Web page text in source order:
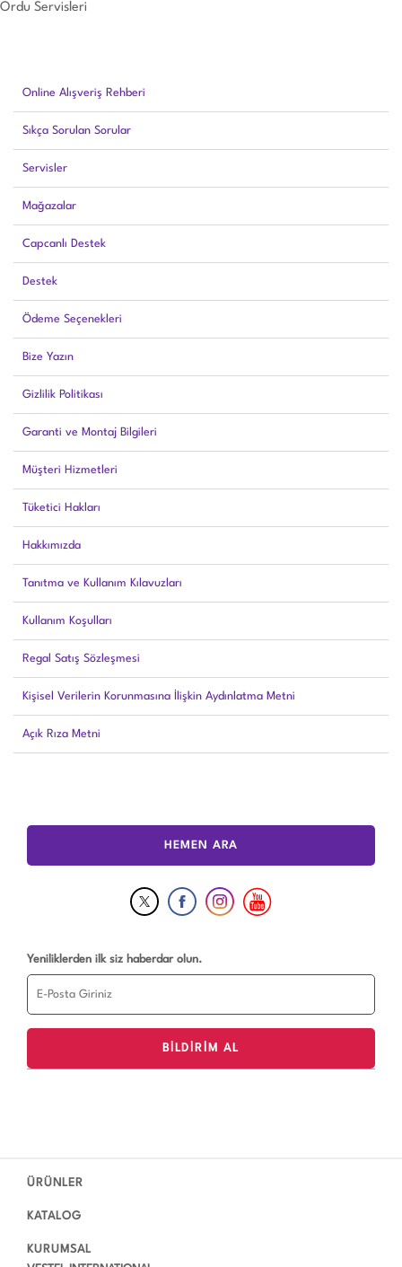
Online Alışveriş Rehberi
Sıkça Sorulan Sorular
Servisler
Mağazalar
Capcanlı Destek
Destek
Ödeme Seçenekleri
Bize Yazın
Gizlilik Politikası
Garanti ve Montaj Bilgileri
Müşteri Hizmetleri
Tüketici Hakları
Hakkımızda
Tanıtma ve Kullanım Kılavuzları
Kullanım Koşulları
Regal Satış Sözleşmesi
Kişisel Verilerin Korunmasına İlişkin Aydınlatma Metni
Açık Rıza Metni
Ordu Servisleri
HEMEN ARA
Yeniliklerden ilk siz haberdar olun.
ÜRÜNLER
KATALOG
KURUMSAL